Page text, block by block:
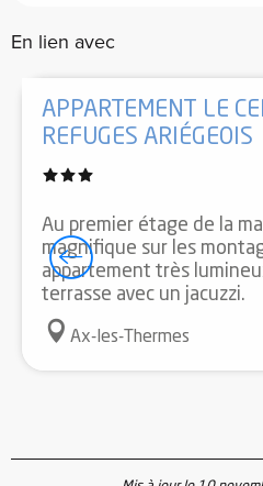
En lien avec
APPARTEMENT LE
REFUGES ARIÉGEOIS
Au premier étage de la
magnifique sur les
appartement très
terrasse avec un jacuzzi.
Ax-les-Thermes